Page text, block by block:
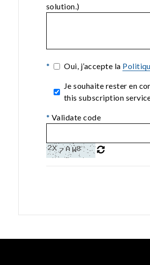
solution.)
* Oui, j’accepte la
Je souhaite rester en
this subscription
* Validate code